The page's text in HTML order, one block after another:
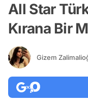
All Star
Kırana Bir
Gizem